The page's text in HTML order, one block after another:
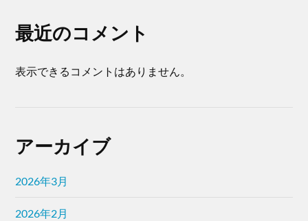
最近のコメント
表示できるコメントはありません。
アーカイブ
2026年3月
2026年2月